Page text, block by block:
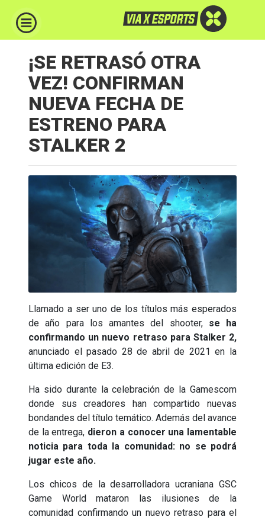
¡SE RETRASÓ OTRA
VEZ! CONFIRMAN
NUEVA FECHA DE
ESTRENO PARA
STALKER 2
Llamado a ser uno de los títulos más esperados
de año para los amantes del shooter, se ha
confirmando un nuevo retraso para Stalker 2,
anunciado el pasado 28 de abril de 2021 en la
última edición de E3.
Ha sido durante la celebración de la Gamescom
donde sus creadores han compartido nuevas
bondandes del título temático. Además del avance
de la entrega, dieron a conocer una lamentable
noticia para toda la comunidad: no se podrá
jugar este año.
Los chicos de la desarrolladora ucraniana GSC
Game World mataron las ilusiones de la
comunidad confirmando un nuevo retraso para el